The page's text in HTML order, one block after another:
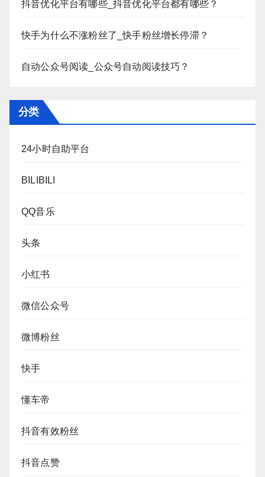
抖音优化平台有哪些_抖音优化平台都有哪些？
快手为什么不涨粉丝了_快手粉丝增长停滞？
自动公众号阅读_公众号自动阅读技巧？
分类
24小时自助平台
BILIBILI
QQ音乐
头条
小红书
微信公众号
微博粉丝
快手
懂车帝
抖音有效粉丝
抖音点赞